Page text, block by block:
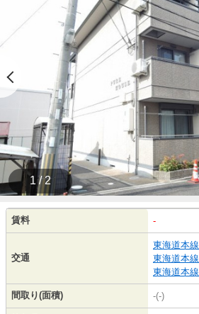
1 / 2
賃料 -
交通
東海道本線
東海道本線
東海道本線
間取り(面積) -(-)